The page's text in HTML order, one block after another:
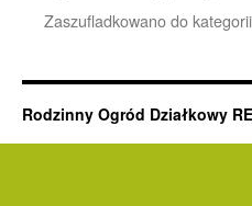
Zaszufladkowano do kategorii
Rodzinny Ogród Działkowy